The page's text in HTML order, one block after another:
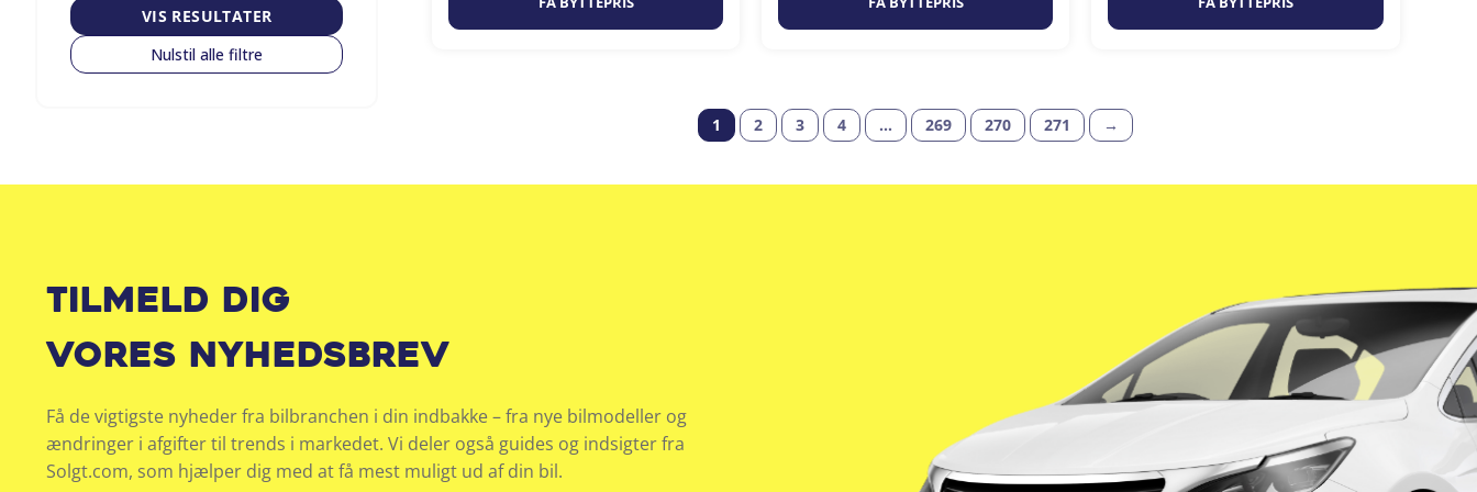
VIS RESULTATER
Nulstil alle filtre
1 2 3 4 … 269 270 271 →
Tilmeld dig
vores nyhedsbrev
Få de vigtigste nyheder fra bilbranchen i din indbakke – fra nye bilmodeller og
ændringer i afgifter til trends i markedet. Vi deler også guides og indsigter fra
Solgt.com, som hjælper dig med at få mest muligt ud af din bil.